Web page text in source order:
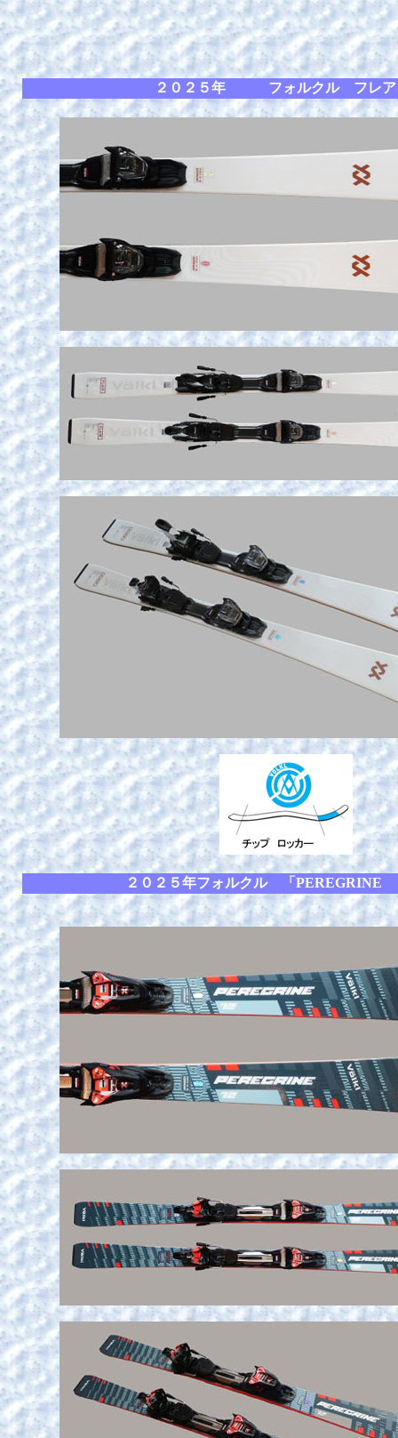
２０２５年 フォルクル フレア
２０２５年フォルクル 「